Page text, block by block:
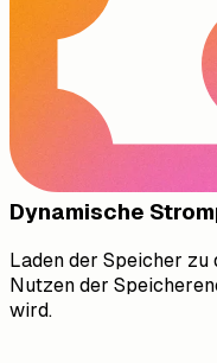
Dynamische
Laden der Speicher zu
Nutzen der
wird.